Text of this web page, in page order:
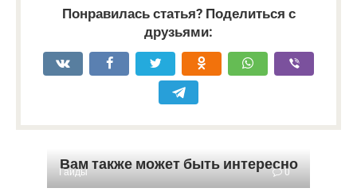
Понравилась статья? Поделиться с
друзьями:
Вам также может быть интересно
Гайды 0